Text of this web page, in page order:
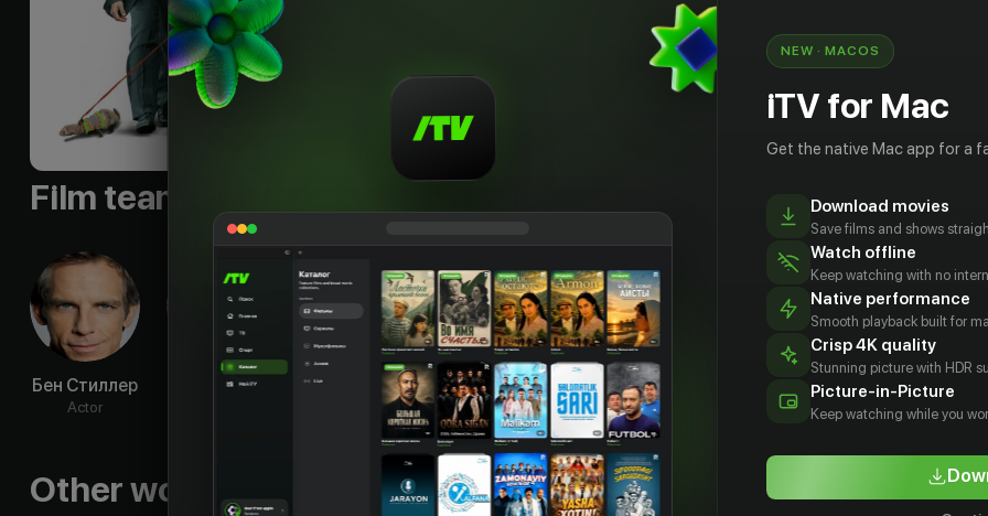
Film team
Бен Стиллер
Actor
Дженнифер
Филип
Сеймур
Хоффман
Дебра
Мессинг
Actor
Алек
Болдуин
Actor
Хэнк Азария
Actor
Брайан
Браун
Other works by the director
NEW · MACOS
iTV for Mac
Get the native Mac app for a
Download movies
Save films and shows
Watch offline
Keep watching with no
Native performance
Smooth playback built for
Crisp 4K quality
Stunning picture with HDR
Picture-in-Picture
Keep watching while you